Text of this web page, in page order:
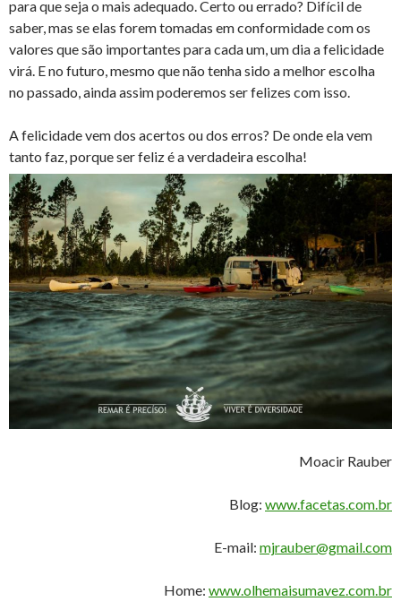
para que seja o mais adequado. Certo ou errado? Difícil de
saber, mas se elas forem tomadas em conformidade com os
valores que são importantes para cada um, um dia a felicidade
virá. E no futuro, mesmo que não tenha sido a melhor escolha
no passado, ainda assim poderemos ser felizes com isso.
A felicidade vem dos acertos ou dos erros? De onde ela vem
tanto faz, porque ser feliz é a verdadeira escolha!
Moacir Rauber
Blog: www.facetas.com.br
E-mail: mjrauber@gmail.com
Home: www.olhemaisumavez.com.br